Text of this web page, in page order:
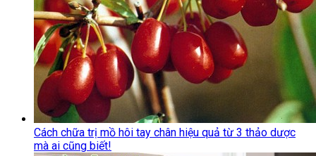
Cách chữa trị mồ hôi tay chân hiệu quả từ 3 thảo dược
mà ai cũng biết!